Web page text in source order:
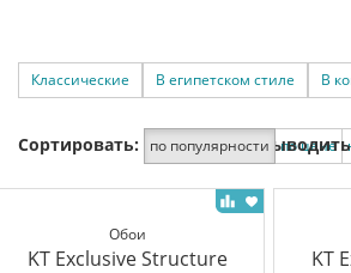
Классические В египетском стиле В
Сортировать: по популярности по цене
Обои
KT Exclusive Structure KT